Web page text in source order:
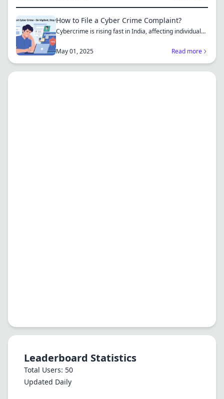
How to File a Cyber Crime Complaint?
Cybercrime is rising fast in India, affecting individuals
May 01, 2025
Read more
Leaderboard Statistics
Total Users: 50
Updated Daily